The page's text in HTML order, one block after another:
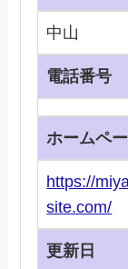
中山
電話番号
ホームペ
https://
site.com/
更新日